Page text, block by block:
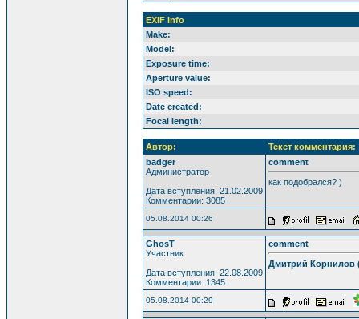
EXIF Info
Make:
Model:
Exposure time:
Aperture value:
ISO speed:
Date created:
Focal length:
Автор:
Текст комментария:
badger
Администратор
Дата вступления: 21.02.2009
Комментарии: 3085
comment
как подобрался? )
05.08.2014 00:26
GhosT
Участник
Дата вступления: 22.08.2009
Комментарии: 1345
comment
Дмитрий Корнилов
05.08.2014 00:29